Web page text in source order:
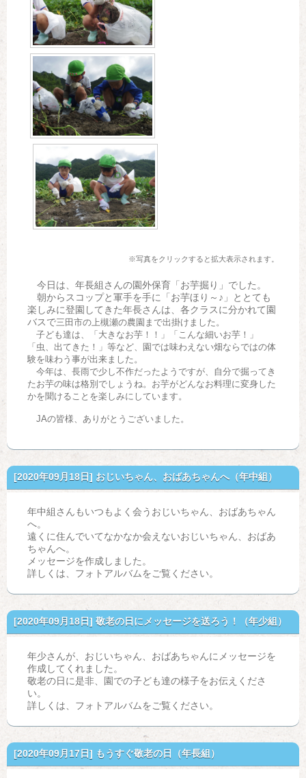
※写真をクリックすると拡大表示されます。
今日は、年長組さんの園外保育「お芋掘り」でした。
朝からスコップと軍手を手に「お芋ほり～♪」ととても
楽しみに登園してきた年長さんは、各クラスに分かれて園
バスで三田市の上槻瀬の農園まで出掛けました。
子ども達は、「大きなお芋！！」「こんな細いお芋！」
「虫、出てきた！」等など、園では味わえない畑ならではの体
験を味わう事が出来ました。
今年は、長雨で少し不作だったようですが、自分で掘ってき
たお芋の味は格別でしょうね。お芋がどんなお料理に変身した
かを聞けることを楽しみにしています。
JAの皆様、ありがとうございました。
[2020年09月18日] おじいちゃん、おばあちゃんへ（年中組）
年中組さんもいつもよく会うおじいちゃん、おばあちゃん
へ。
遠くに住んでいてなかなか会えないおじいちゃん、おばあ
ちゃんへ。
メッセージを作成しました。
詳しくは、フォトアルバムをご覧ください。
[2020年09月18日] 敬老の日にメッセージを送ろう！（年少組）
年少さんが、おじいちゃん、おばあちゃんにメッセージを
作成してくれました。
敬老の日に是非、園での子ども達の様子をお伝えくださ
い。
詳しくは、フォトアルバムをご覧ください。
[2020年09月17日] もうすぐ敬老の日（年長組）